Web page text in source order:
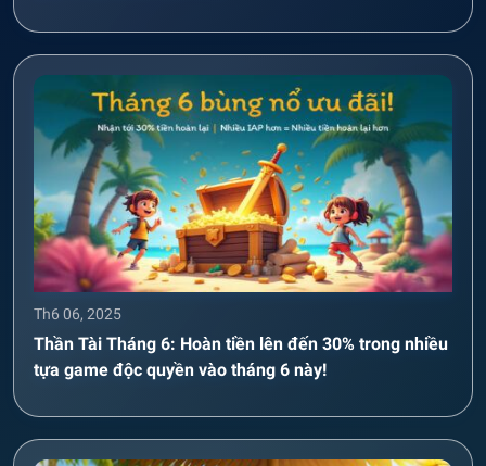
Th6 06, 2025
Thần Tài Tháng 6: Hoàn tiền lên đến 30% trong nhiều
tựa game độc quyền vào tháng 6 này!